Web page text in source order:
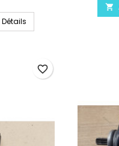
Détails

favorite_border